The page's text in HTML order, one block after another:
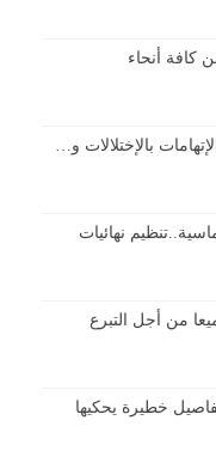
كافة أنحاء
بالإختلالات و…
نهائيات
من أجل التبرع
خطيرة يحكيها